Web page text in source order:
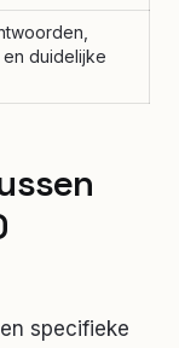
duidelijke
specifieke